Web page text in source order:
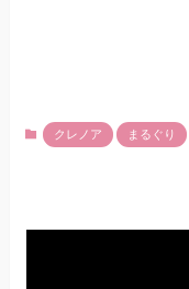
クレノア まるぐり